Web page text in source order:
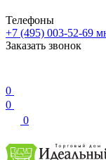
Телефоны
+7 (495) 003-52-69
Заказать звонок
0
0
0